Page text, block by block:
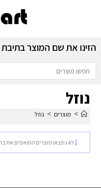
הזינו את שם המוצר
נוזל
> מוצרים > נוזל
לא נמצאו מוצרים התואמים את